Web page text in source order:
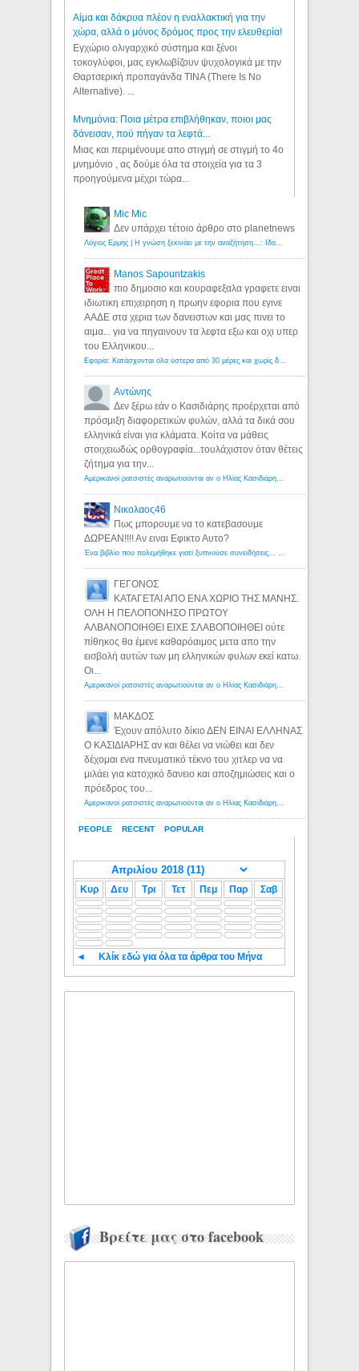
Αίμα και δάκρυα πλέον η εναλλακτική για την
χώρα, αλλά ο μόνος δρόμος προς την ελευθερία!
Εγχώριο ολιγαρχικό σύστημα και ξένοι
τοκογλύφοι, μας εγκλωβίζουν ψυχολογικά με την
Θαρτσερική προπαγάνδα TINA (There Is No
Alternative). ...
Μνημόνια: Ποια μέτρα επιβλήθηκαν, ποιοι μας
δάνεισαν, πού πήγαν τα λεφτά...
Μιας και περιμένουμε απο στιγμή σε στιγμή το 4ο
μνημόνιο , ας δούμε όλα τα στοιχεία για τα 3
προηγούμενα μέχρι τώρα...
PEOPLE RECENT POPULAR
Mic Mic
Δεν υπάρχει τέτοιο άρθρο στο planetnews
Manos Sapountzakis
πιο δημοσιο και κουραφεξαλα γραφετε ειναι
ιδιωτικη επιχειρηση η πρωην εφορια που εγινε
ΑΑΔΕ στα χερια των δανειστων και μας πινει το
αιμα... για να πηγαινουν τα λεφτα εξω και οχι υπερ
του Ελληνικου...
Αντώνης
Δεν ξέρω εάν ο Κασιδιάρης προέρχεται από
πρόσμιξη διαφορετικών φυλών, αλλά τα δικά σου
ελληνικά είναι για κλάματα. Κοίτα να μάθεις
στοιχειωδώς ορθογραφία...τουλάχιστον όταν θέτεις
ζήτημα για την...
Νικολαος46
Πως μπορουμε να το κατεβασουμε
ΔΩΡΕΑΝ!!!! Αν ειναι Εφικτο Αυτο?
ΓΕΓΟΝΟΣ
ΚΑΤΑΓΕΤΑΙ ΑΠΟ ΕΝΑ ΧΩΡΙΟ ΤΗΣ ΜΑΝΗΣ.
ΟΛΗ Η ΠΕΛΟΠΟΝΗΣΟ ΠΡΩΤΟΥ
ΑΛΒΑΝΟΠΟΙΗΘΕΙ ΕΙΧΕ ΣΛΑΒΟΠΟΙΗΘΕΙ ούτε
πίθηκος θα έμενε καθαρόαιμος μετα απο την
εισβολή αυτών των μη ελληνικών φυλων εκεί κατω.
Οι...
ΜΑΚΔΟΣ
Έχουν απόλυτο δίκιο ΔΕΝ ΕΙΝΑΙ ΕΛΛΗΝΑΣ
Ο ΚΑΣΙΔΙΑΡΗΣ αν και θέλει να νιώθει και δεν
δέχομαι ενα πνευματικό τέκνο του χιτλερ να να
μιλάει για κατοχικό δανειο και αποζημιώσεις και ο
πρόεδρος του...
Κυρ Δευ Τρι Τετ Πεμ Παρ Σαβ
◄ Κλίκ εδώ για όλα τα άρθρα του Μήνα
Βρείτε μας στο facebook